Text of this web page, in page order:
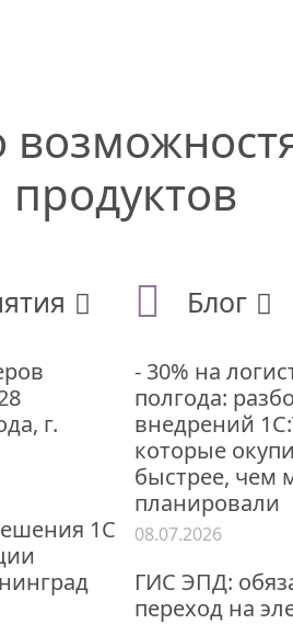
продуктов
г.
1С
Блог
- 30% на
полгода:
внедрений
которые
быстрее, чем
планировали
08.07.2026
ГИС ЭПД:
переход на